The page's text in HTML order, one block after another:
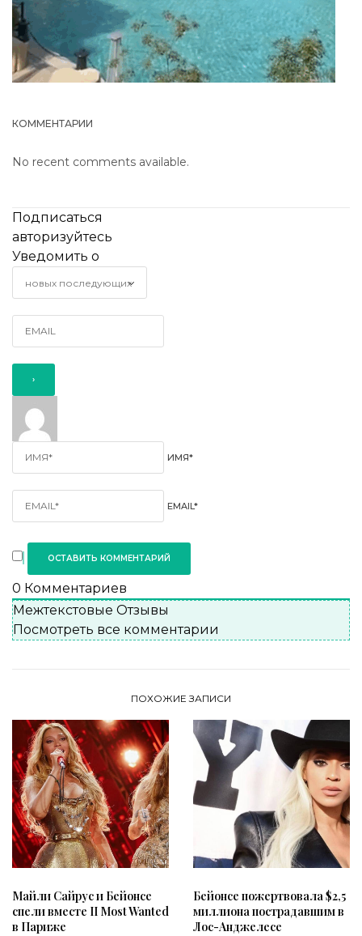
КОММЕНТАРИИ
No recent comments available.
Подписаться
авторизуйтесь
Уведомить о
ИМЯ*
EMAIL*
0 Комментариев
Межтекстовые Отзывы
Посмотреть все комментарии
ПОХОЖИЕ ЗАПИСИ
Майли Сайрус и Бейонсе
спели вместе II Most Wanted
в Париже
Бейонсе пожертвовала $2,5
миллиона пострадавшим в
Лос-Анджелесе